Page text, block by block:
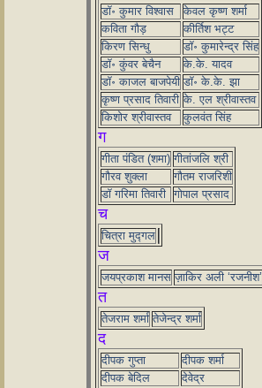
डॉ॰ कुमार विश्वास
केवल कृष्ण शर्मा
कविता गौड़
कीर्तिश भट्ट
किरण सिन्धु
डॉ॰ कुमारेन्द्र सिंह
डॉ॰ कुंवर बेचैन
के.के. यादव
डॉ॰ काजल बाजपेयी डॉ॰ के.के. झा
कृष्ण प्रसाद तिवारी के. एल श्रीवास्तव
किशोर श्रीवास्तव
कुलवंत सिंह
ग
गीता पंडित (शमा) गीतांजलि श्री
गौरव शुक्ला
गौतम राजरिशी
डॉ गरिमा तिवारी
गोपाल प्रसाद
च
चित्रा मुद्गल
ज
जयप्रकाश मानस ज़ाकिर अली ‘रजनीश’
त
तेजराम शर्मा तेजेन्द्र शर्मा
द
दीपक गुप्ता
दीपक शर्मा
दीपक बेदिल
देवेद्र